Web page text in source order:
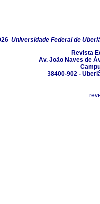
Universidade Federal de
Revista
Av. João Naves de
38400-902 -